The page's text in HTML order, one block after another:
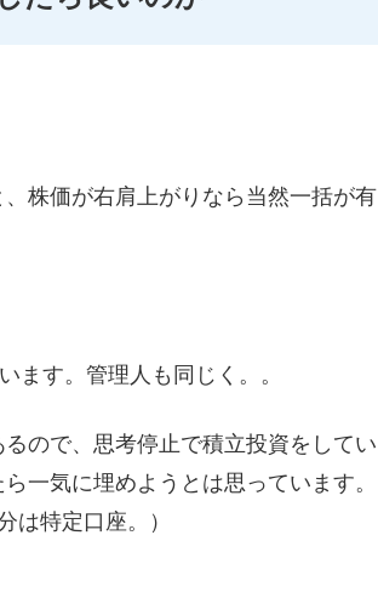
株価が右肩上がりなら当然一括が有
ます。管理人も同じく。。
ので、思考停止で積立投資をしてい
一気に埋めようとは思っています。
は特定口座。）